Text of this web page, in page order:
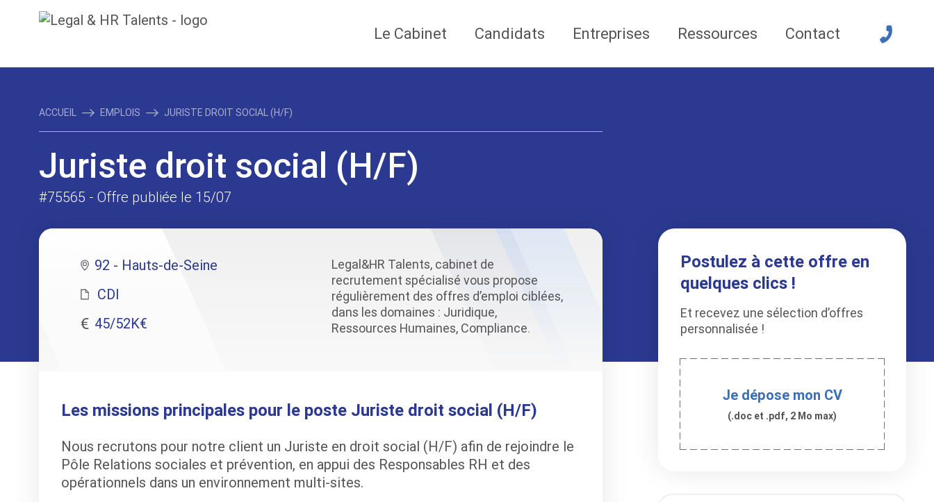
Le Cabinet Candidats Entreprises Ressources Contact
ACCUEIL EMPLOIS JURISTE DROIT SOCIAL (H/F)
Juriste droit social (H/F)
#75565 - Offre publiée le 15/07
92 - Hauts-de-Seine
CDI
45/52K€
Legal&HR Talents, cabinet de
recrutement spécialisé vous propose
régulièrement des offres d’emploi ciblées,
dans les domaines : Juridique,
Ressources Humaines, Compliance.
Les missions principales pour le poste Juriste droit social (H/F)
Nous recrutons pour notre client un Juriste en droit social (H/F) afin de rejoindre le
Pôle Relations sociales et prévention, en appui des Responsables RH et des
opérationnels dans un environnement multi-sites.
Postulez à cette offre en
quelques clics !
Et recevez une sélection d’offres
personnalisée !
Je dépose mon CV
(.doc et .pdf, 2 Mo max)